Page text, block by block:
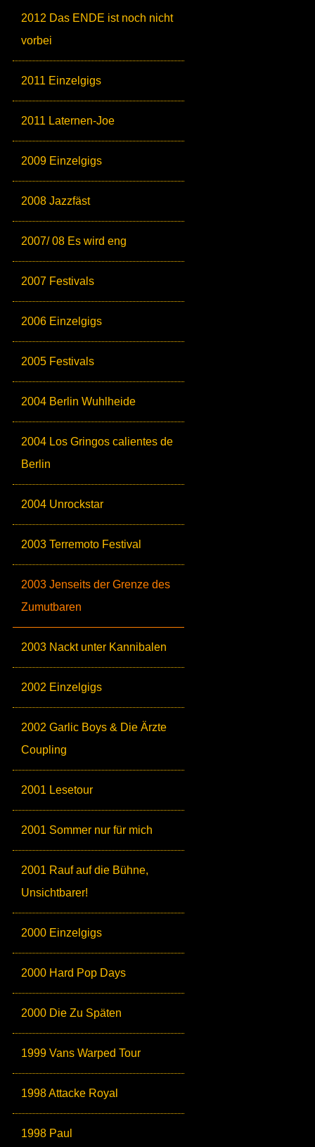
2012 Das ENDE ist noch nicht
vorbei
2011 Einzelgigs
2011 Laternen-Joe
2009 Einzelgigs
2008 Jazzfäst
2007/ 08 Es wird eng
2007 Festivals
2006 Einzelgigs
2005 Festivals
2004 Berlin Wuhlheide
2004 Los Gringos calientes de
Berlin
2004 Unrockstar
2003 Terremoto Festival
2003 Jenseits der Grenze des
Zumutbaren
2003 Nackt unter Kannibalen
2002 Einzelgigs
2002 Garlic Boys & Die Ärzte
Coupling
2001 Lesetour
2001 Sommer nur für mich
2001 Rauf auf die Bühne,
Unsichtbarer!
2000 Einzelgigs
2000 Hard Pop Days
2000 Die Zu Späten
1999 Vans Warped Tour
1998 Attacke Royal
1998 Paul